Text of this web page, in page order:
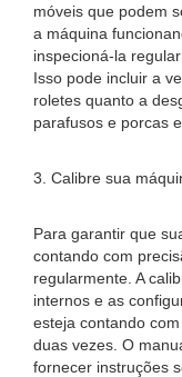
móveis que podem
a máquina
inspecioná-la
Isso pode incluir a
roletes quanto a
parafusos e porcas
3. Calibre sua
Para garantir que
contando com
regularmente. A
internos e as
esteja contando
duas vezes. O
fornecer instruções